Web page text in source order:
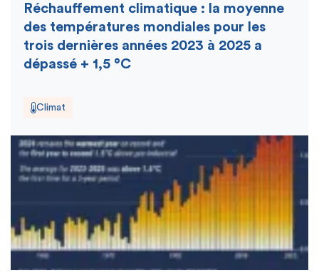
Réchauffement climatique : la moyenne
des températures mondiales pour les
trois dernières années 2023 à 2025 a
dépassé + 1,5 °C
Climat